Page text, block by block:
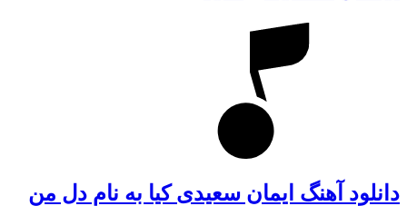
دانلود آهنگ ایمان سعیدی کیا به نام دل من